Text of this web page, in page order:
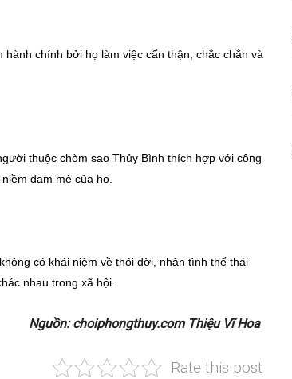
chính bởi họ làm việc cẩn thận, chắc chắn và
thuộc chòm sao Thủy Bình thích hợp với công
đam mê của họ.
có khái niệm về thói đời, nhân tình thế thái
nhau trong xã hội.
Nguồn: choiphongthuy.com Thiệu Vĩ Hoa
Rate this post